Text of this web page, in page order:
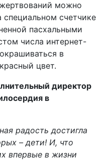
можно
специальном счетчике
пасхальными
числа интернет-
в
цвет.
директор
в
радость достигла
– дети! И, что
впервые в жизни